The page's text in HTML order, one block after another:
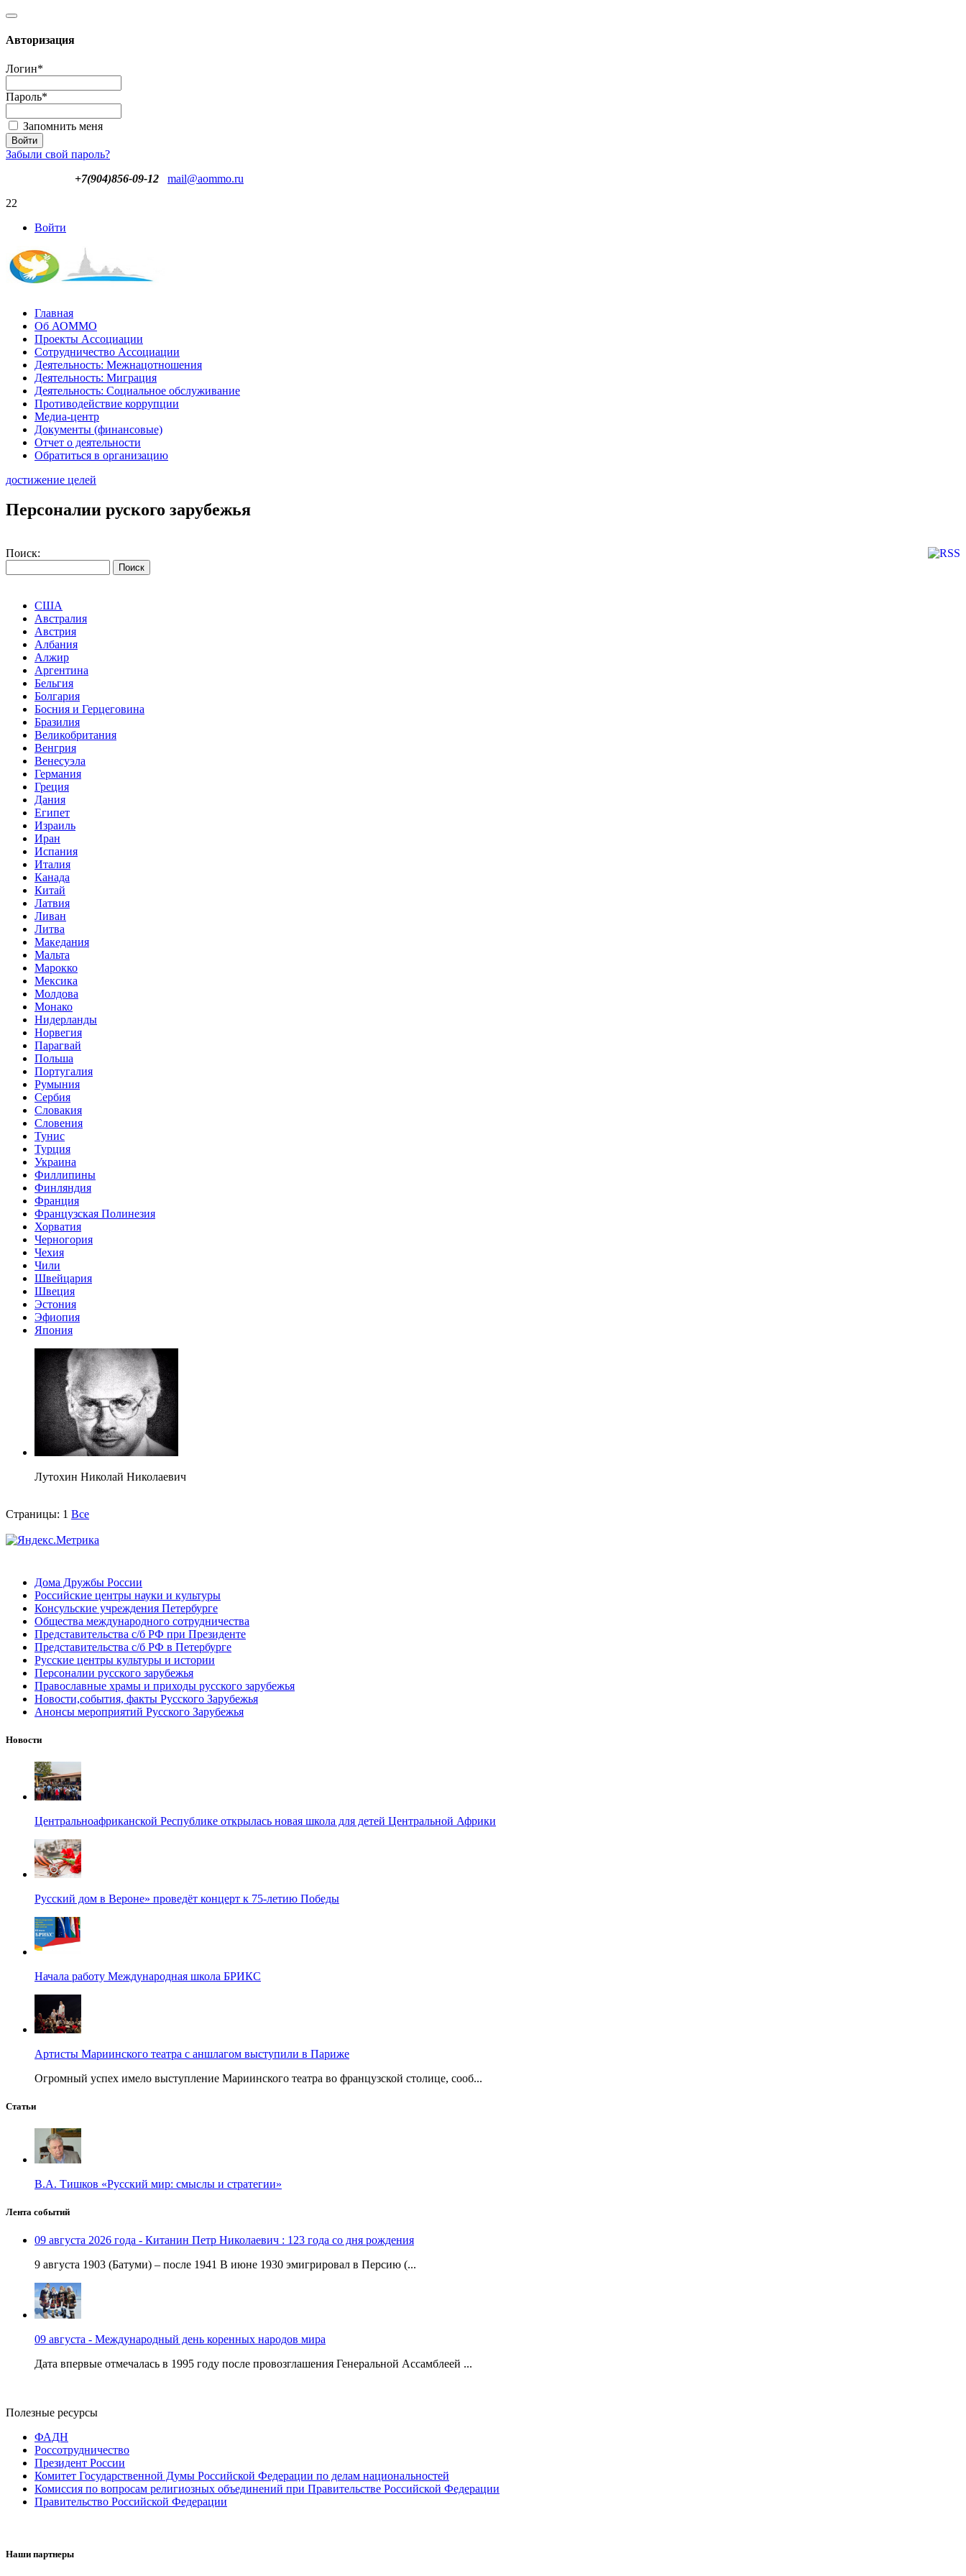
Авторизация
Логин*
Пароль*
Запомнить меня
Забыли свой пароль?
+7(904)856-09-12
mail@aommo.ru
22
Войти
Главная
Об АОММО
Проекты Ассоциации
Сотрудничество Ассоциации
Деятельность: Межнацотношения
Деятельность: Миграция
Деятельность: Социальное обслуживание
Противодействие коррупции
Медиа-центр
Документы (финансовые)
Отчет о деятельности
Обратиться в организацию
достижение целей
Персоналии руского зарубежья
Поиск:
США
Австралия
Австрия
Албания
Алжир
Аргентина
Бельгия
Болгария
Босния и Герцеговина
Бразилия
Великобритания
Венгрия
Венесуэла
Германия
Греция
Дания
Египет
Израиль
Иран
Испания
Италия
Канада
Китай
Латвия
Ливан
Литва
Македания
Мальта
Марокко
Мексика
Молдова
Монако
Нидерланды
Норвегия
Парагвай
Польша
Португалия
Румыния
Сербия
Словакия
Словения
Тунис
Турция
Украина
Филлипины
Финляндия
Франция
Французская Полинезия
Хорватия
Черногория
Чехия
Чили
Швейцария
Швеция
Эстония
Эфиопия
Япония
Лутохин Николай Николаевич
Страницы: 1 Все
Дома Дружбы России
Российские центры науки и культуры
Консульские учреждения Петербурге
Общества международного сотрудничества
Представительства с/б РФ при Президенте
Представительства с/б РФ в Петербурге
Русские центры культуры и истории
Персоналии русского зарубежья
Православные храмы и приходы русского зарубежья
Новости,события, факты Русского Зарубежья
Анонсы мероприятий Русского Зарубежья
Новости
Центральноафриканской Республике открылась новая школа для детей Центральной Африки
Русский дом в Вероне» проведёт концерт к 75-летию Победы
Начала работу Международная школа БРИКС
Артисты Мариинского театра с аншлагом выступили в Париже
Огромный успех имело выступление Мариинского театра во французской столице, сооб...
Статьи
В.А. Тишков «Русский мир: смыслы и стратегии»
Лента событий
09 августа 2026 года - Китанин Петр Николаевич : 123 года со дня рождения
9 августа 1903 (Батуми) – после 1941 В июне 1930 эмигрировал в Персию (...
09 августа - Международный день коренных народов мира
Дата впервые отмечалась в 1995 году после провозглашения Генеральной Ассамблеей ...
Полезные ресурсы
ФАДН
Россотрудничество
Президент России
Комитет Государственной Думы Российской Федерации по делам национальностей
Комиссия по вопросам религиозных объединений при Правительстве Российской Федерации
Правительство Российской Федерации
Наши партнеры